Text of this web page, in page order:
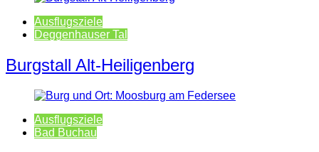
Ausflugsziele
Deggenhauser Tal
Burgstall Alt-Heiligenberg
Ausflugsziele
Bad Buchau